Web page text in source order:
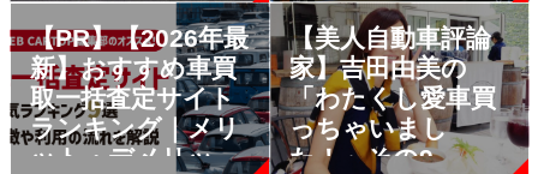
【PR】【2026年最
新】おすすめ車買
取一括査定サイト
ランキング｜メリ
ット・デメリット
【美人自動車評論
家】吉田由美の
「わたくし愛車買
っちゃいまし
た！」その9